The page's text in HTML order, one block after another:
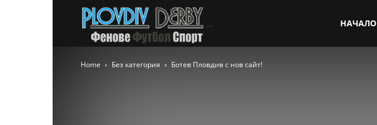
НАЧАЛО
Home Без категория Ботев Пловдив с нов сайт!